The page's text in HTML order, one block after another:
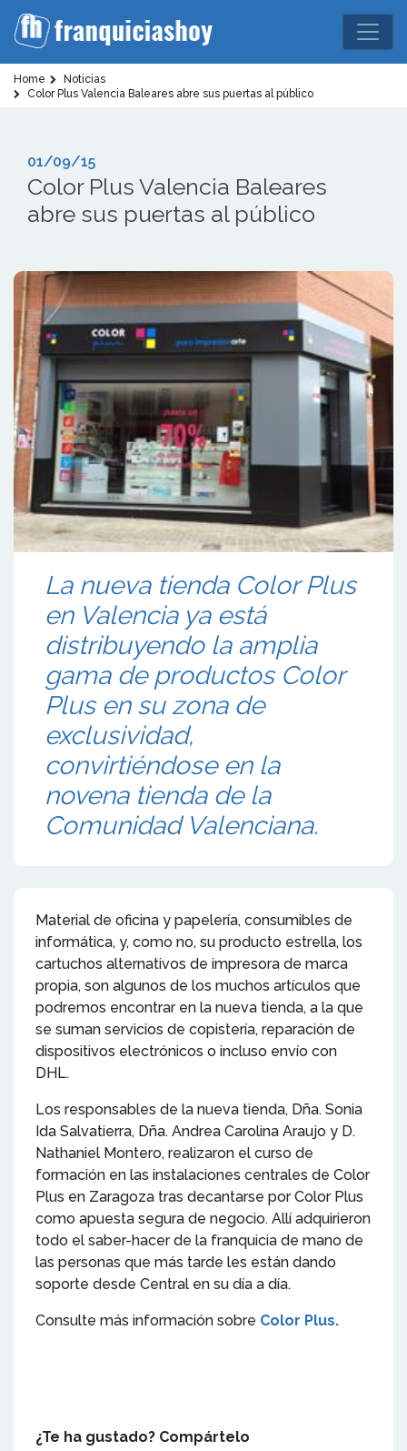
Home
Noticias
Color Plus Valencia Baleares abre sus puertas al público
01/09/15
Color Plus Valencia Baleares
abre sus puertas al público
La nueva tienda Color Plus
en Valencia ya está
distribuyendo la amplia
gama de productos Color
Plus en su zona de
exclusividad,
convirtiéndose en la
novena tienda de la
Comunidad Valenciana.
Material de oficina y papelería, consumibles de
informática, y, como no, su producto estrella, los
cartuchos alternativos de impresora de marca
propia, son algunos de los muchos artículos que
podremos encontrar en la nueva tienda, a la que
se suman servicios de copistería, reparación de
dispositivos electrónicos o incluso envío con
DHL.
Los responsables de la nueva tienda, Dña. Sonia
Ida Salvatierra, Dña. Andrea Carolina Araujo y D.
Nathaniel Montero, realizaron el curso de
formación en las instalaciones centrales de Color
Plus en Zaragoza tras decantarse por Color Plus
como apuesta segura de negocio. Allí adquirieron
todo el saber-hacer de la franquicia de mano de
las personas que más tarde les están dando
soporte desde Central en su día a día.
Consulte más información sobre Color Plus.
¿Te ha gustado? Compártelo